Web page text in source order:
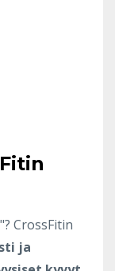
CrossFitin
ja